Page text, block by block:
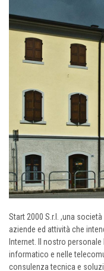
Start 2000 S.r.l. ,una
aziende ed attività che
Internet. Il nostro
informatico e nelle
consulenza tecnica e